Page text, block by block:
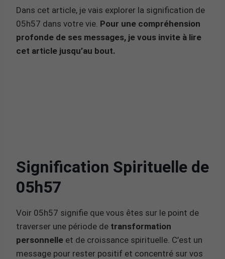
Dans cet article, je vais explorer la signification de
05h57 dans votre vie. Pour une compréhension
profonde de ses messages, je vous invite à lire
cet article jusqu’au bout.
Signification Spirituelle de
05h57
Voir 05h57 signifie que vous êtes sur le point de
traverser une période de transformation
personnelle et de croissance spirituelle. C’est un
message pour rester positif et concentré sur vos